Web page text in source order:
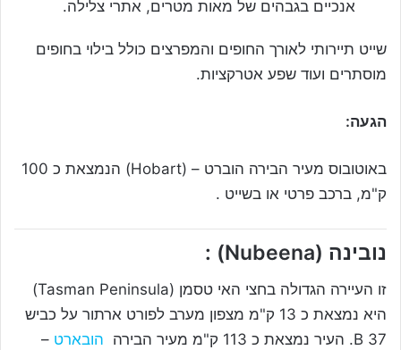
אנכיים בגבהים של מאות מטרים, אתרי צלילה.
שייט תיירותי לאורך החופים והמפרצים כולל בילוי בחופים
מוסתרים ועוד שפע אטרקציות.
הגעה:
באוטובוס מעיר הבירה הוברט – (Hobart
) הנמצאת כ 100
ק"מ, ברכב פרטי או בשייט .
נובינה (Nubeena
) :
זו העיירה הגדולה בחצי האי טסמן (Tasman Peninsula
)
היא נמצאת כ 13 ק"מ מצפון מערב לפורט ארתור על כביש
37
B. העיר נמצאת כ 113 ק"מ מעיר הבירה הובארט –